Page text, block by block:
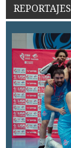
REPORTAJES